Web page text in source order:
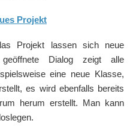
Projekt lassen sich neue
Dialog zeigt alle
eine neue Klasse,
es wird ebenfalls bereits
herum erstellt. Man kann